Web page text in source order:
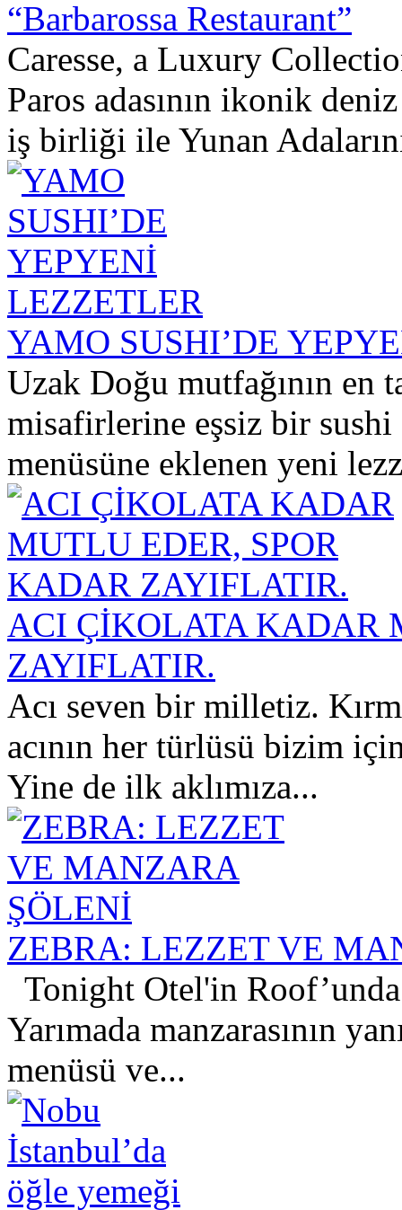
“Barbarossa Restaurant”
Caresse, a Luxury
Paros adasının ikonik
iş birliği ile Yunan
YAMO SUSHI’DE
Uzak Doğu mutfağının en
misafirlerine eşsiz bir
menüsüne eklenen yeni
ACI ÇİKOLATA KADAR
ZAYIFLATIR.
Acı seven bir milletiz.
acının her türlüsü bizim
Yine de ilk aklımıza...
ZEBRA: LEZZET VE
Tonight Otel'in
Yarımada manzarasının
menüsü ve...